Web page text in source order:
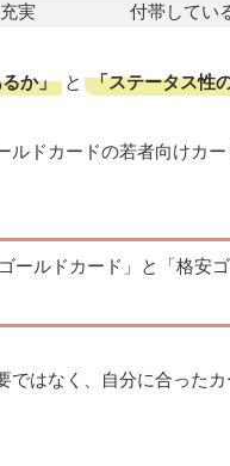
実 付帯してい
か」 と 「ステータス性
ルドカードの若者向けカ
ールドカード」と「格安
はなく、自分に合った